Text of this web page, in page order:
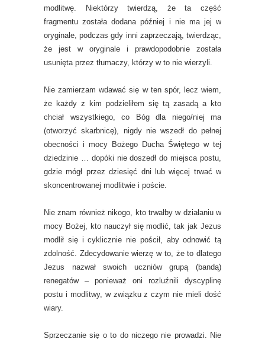
modlitwę. Niektórzy twierdzą, że ta część
fragmentu została dodana później i nie ma jej w
oryginale, podczas gdy inni zaprzeczają, twierdząc,
że jest w oryginale i prawdopodobnie została
usunięta przez tłumaczy, którzy w to nie wierzyli.
Nie zamierzam wdawać się w ten spór, lecz wiem,
że każdy z kim podzieliłem się tą zasadą a kto
chciał wszystkiego, co Bóg dla niego/niej ma
(otworzyć skarbnicę), nigdy nie wszedł do pełnej
obecności i mocy Bożego Ducha Świętego w tej
dziedzinie … dopóki nie doszedł do miejsca postu,
gdzie mógł przez dziesięć dni lub więcej trwać w
skoncentrowanej modlitwie i poście.
Nie znam również nikogo, kto trwałby w działaniu w
mocy Bożej, kto nauczył się modlić, tak jak Jezus
modlił się i cyklicznie nie pościł, aby odnowić tą
zdolność. Zdecydowanie wierzę w to, że to dlatego
Jezus nazwał swoich uczniów grupą (bandą)
renegatów – ponieważ oni rozluźnili dyscyplinę
postu i modlitwy, w związku z czym nie mieli dość
wiary.
Sprzeczanie się o to do niczego nie prowadzi. Nie